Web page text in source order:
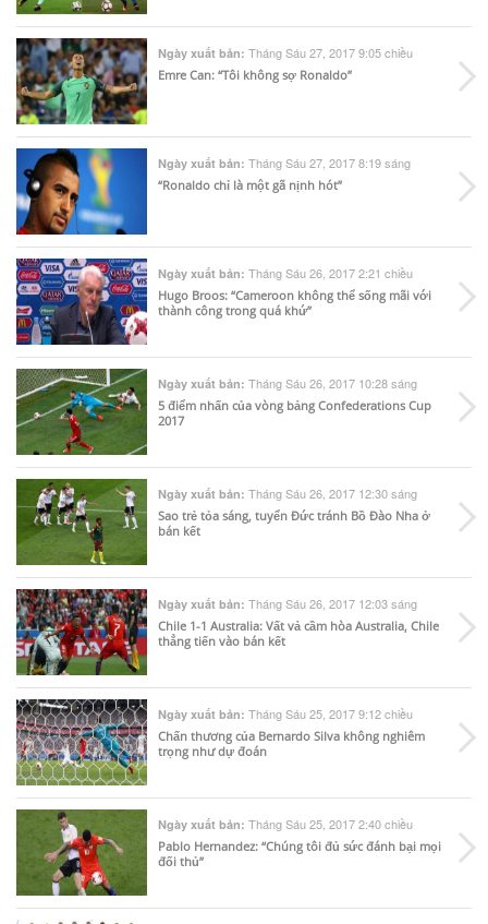
Ngày xuất bản: Tháng Sáu 27, 2017 9:05 chiều
Emre Can: “Tôi không sợ Ronaldo”
Ngày xuất bản: Tháng Sáu 27, 2017 8:19 sáng
“Ronaldo chỉ là một gã nịnh hót”
Ngày xuất bản: Tháng Sáu 26, 2017 2:21 chiều
Hugo Broos: “Cameroon không thể sống mãi với
thành công trong quá khứ”
Ngày xuất bản: Tháng Sáu 26, 2017 10:28 sáng
5 điểm nhấn của vòng bảng Confederations Cup
2017
Ngày xuất bản: Tháng Sáu 26, 2017 12:30 sáng
Sao trẻ tỏa sáng, tuyển Đức tránh Bồ Đào Nha ở
bán kết
Ngày xuất bản: Tháng Sáu 26, 2017 12:03 sáng
Chile 1-1 Australia: Vất vả cầm hòa Australia, Chile
thẳng tiến vào bán kết
Ngày xuất bản: Tháng Sáu 25, 2017 9:12 chiều
Chấn thương của Bernardo Silva không nghiêm
trọng như dự đoán
Ngày xuất bản: Tháng Sáu 25, 2017 2:40 chiều
Pablo Hernandez: “Chúng tôi đủ sức đánh bại mọi
đối thủ”